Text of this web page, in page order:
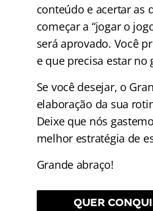
conteúdo e acertar as
começar a “jogar o
será aprovado. Você
e que precisa estar
Se você desejar, o
elaboração da sua
Deixe que nós
melhor estratégia de
Grande abraço!
QUER